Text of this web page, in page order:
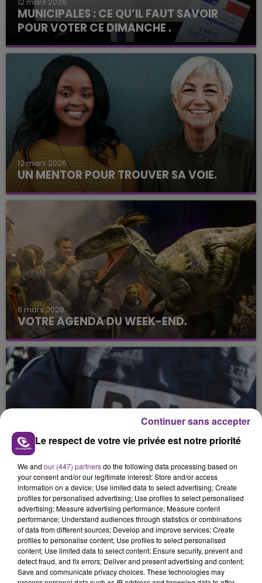
MUNICIPALES : CE QU’IL FAUT SAVOIR
POUR VOTER CE DIMANCHE .
12 mars 2026
UN MENTOR POUR TROUVER SA VOIE.
6 mars 2026
VOTRE AGENDA DU WEEK-END.
5 mars 2026
MACABRE DÉCOUVERTE DANS LES
ARDENNES
Le respect de votre vie privée est notre priorité
We and our (447) partnersdo the following data processing based on
your consent and/or our legitimate interest: Store and/or access
information on a device; Use limited data to select advertising; Create
profiles for personalised advertising; Use profiles to select personalised
advertising; Measure advertising performance; Measure content
performance; Understand audiences through statistics or combinations
of data from different sources; Develop and improve services; Create
profiles to personalise content; Use profiles to select personalised
content; Use limited data to select content; Ensure security, prevent and
detect fraud, and fix errors; Deliver and present advertising and content;
Save and communicate privacy choices. These technologies may
Continuer sans accepter